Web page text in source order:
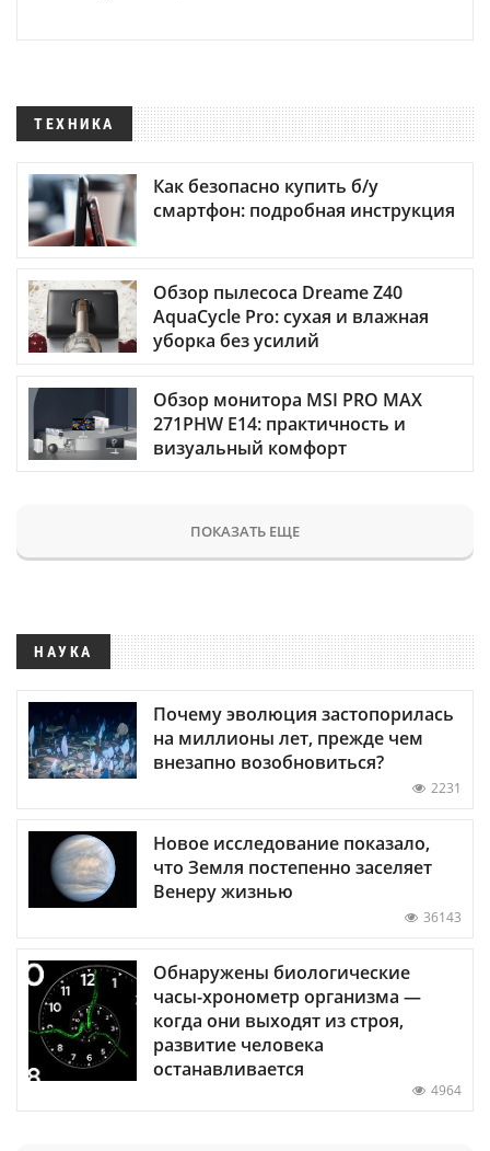
ТЕХНИКА
Как безопасно купить б/у
смартфон: подробная инструкция
Обзор пылесоса Dreame Z40
AquaCycle Pro: сухая и влажная
уборка без усилий
Обзор монитора MSI PRO MAX
271PHW E14: практичность и
визуальный комфорт
ПОКАЗАТЬ ЕЩЕ
НАУКА
Почему эволюция застопорилась
на миллионы лет, прежде чем
внезапно возобновиться?
2231
Новое исследование показало,
что Земля постепенно заселяет
Венеру жизнью
36143
Обнаружены биологические
часы-хронометр организма —
когда они выходят из строя,
развитие человека
останавливается
4964